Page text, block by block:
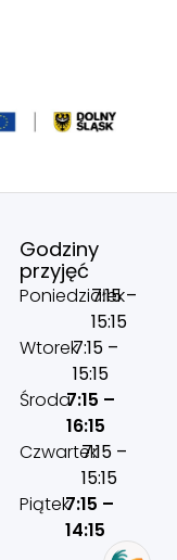
Godziny
przyjęć
Poniedziałek
7:15 –
15:15
Wtorek7:15 –
15:15
Środa7:15 –
16:15
Czwartek7:15 –
15:15
Piątek7:15 –
14:15